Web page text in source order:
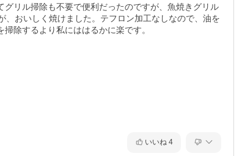
リル掃除も不要で便利だったのですが、魚焼きグリル
おいしく焼けました。テフロン加工なしなので、油を
除するより私にははるかに楽です。
いいね 4